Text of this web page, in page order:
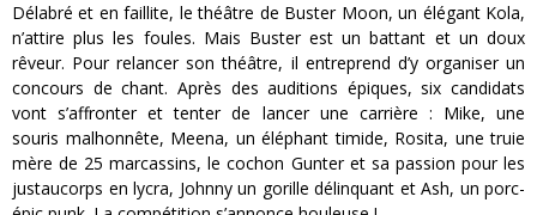
Délabré et en faillite, le théâtre de Buster Moon, un élégant Kola,
n’attire plus les foules. Mais Buster est un battant et un doux
rêveur. Pour relancer son théâtre, il entreprend d’y organiser un
concours de chant. Après des auditions épiques, six candidats
vont s’affronter et tenter de lancer une carrière : Mike, une
souris malhonnête, Meena, un éléphant timide, Rosita, une truie
mère de 25 marcassins, le cochon Gunter et sa passion pour les
justaucorps en lycra, Johnny un gorille délinquant et Ash, un porc-